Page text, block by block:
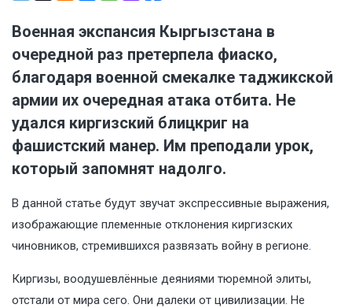
Военная экспансия Кыргызстана в
очередной раз претерпела фиаско,
благодаря военной смекалке таджикской
армии их очередная атака отбита. Не
удался киргизский блицкриг на
фашистский манер. Им преподали урок,
который запомнят надолго.
В данной статье будут звучат экспрессивные выражения,
изображающие племенные отклонения киргизских
чиновников, стремившихся развязать войну в регионе.
Киргизы, воодушевлённые деяниями тюремной элиты,
отстали от мира сего. Они далеки от цивилизации. Не